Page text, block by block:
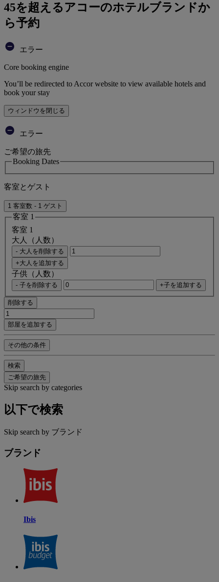
45を超えるアコーのホテルブランドか
ら予約
エラー
Core booking engine
You’ll be redirected to Accor website to view available hotels and
book your stay
ウィンドウを閉じる
エラー
ご希望の旅先
Booking Dates
客室とゲスト
1 客室数 - 1 ゲスト
客室 1
客室 1
大人（人数）
- 大人を削除する
+大人を追加する
子供（人数）
- 子を削除する +子を追加する
削除する
部屋を追加する
その他の条件
検索
ご希望の旅先
Skip search by categories
以下で検索
Skip search by ブランド
ブランド
Ibis